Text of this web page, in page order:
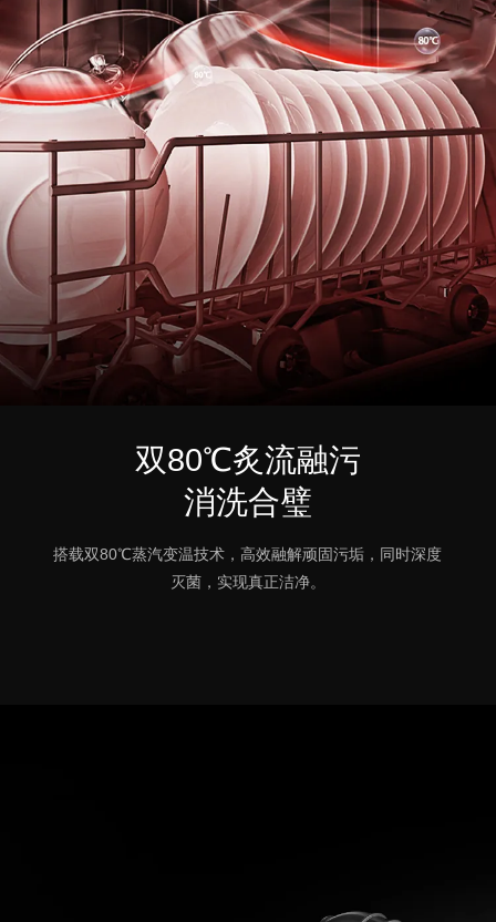
双80℃炙流融污
消洗合璧
搭载双80℃蒸汽变温技术，高效融解顽固污垢，同时深度
灭菌，实现真正洁净。